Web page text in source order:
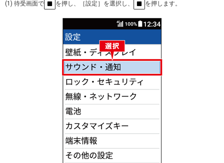
(1) 待受画面で を押し、［設定］を選択し、 を押します。